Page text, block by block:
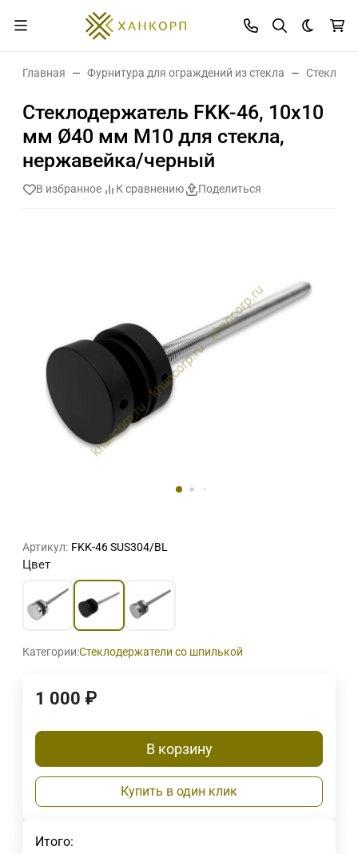
Темная
Главная Фурнитура для ограждений из стекла
Стеклодержатель FKK-46, 10х10
мм Ø40 мм М10 для стекла,
нержавейка/черный
В избранное К сравнению Поделиться
Артикул: FKK-46 SUS304/BL
Цвет
Категории:Стеклодержатели со шпилькой
1 000 ₽
В корзину
Купить в один клик
Итого: